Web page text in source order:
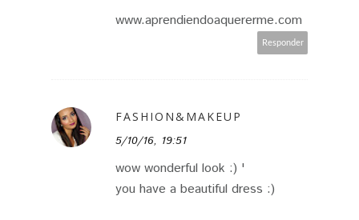
www.aprendiendoaquererme.com
Responder
FASHION&MAKEUP
5/10/16, 19:51
wow wonderful look :) '
you have a beautiful dress :)